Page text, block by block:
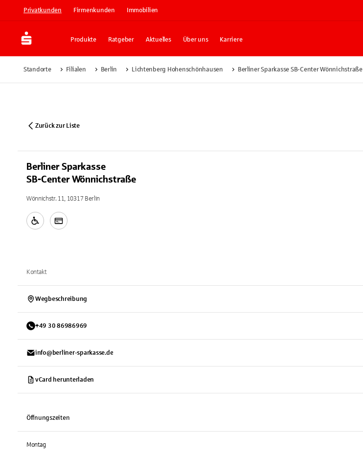
Privatkunden Firmenkunden Immobilien
Produkte Ratgeber Aktuelles Über uns Karriere
Standorte Filialen Berlin Lichtenberg Hohenschönhausen Berliner Sparkasse SB-Center Wönnichstraße
Zurück zur Liste
Berliner Sparkasse
SB-Center Wönnichstraße
Wönnichstr. 11, 10317 Berlin
Kontakt
Wegbeschreibung
+49 30 86986969
info@berliner-sparkasse.de
vCard herunterladen
Öffnungszeiten
Montag